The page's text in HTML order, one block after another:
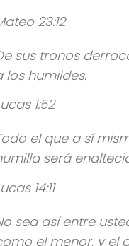
23:12
sus tronos
los humildes.
1:52
el que a sí
será
14:11
sea así entre
el menor, y el